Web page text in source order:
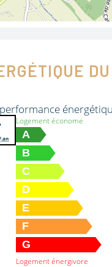
Logement économe
A
B
C
D
E
F
G
Logement énergivore